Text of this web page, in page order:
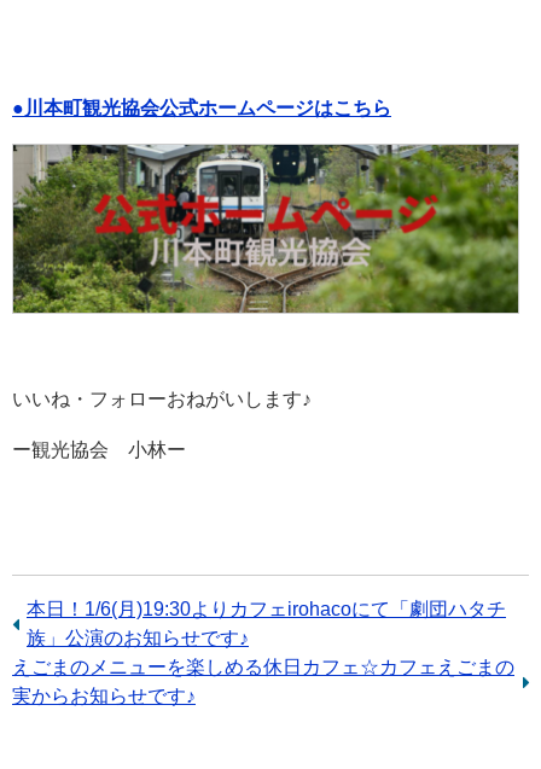
●川本町観光協会公式ホームページはこちら
いいね・フォローおねがいします♪
ー観光協会 小林ー
前
の
記
事：
本日！1/6(月)19:30よりカフェirohacoにて「劇団ハタチ
族」公演のお知らせです♪
次
の
えごまのメニューを楽しめる休日カフェ☆カフェえごまの
実からお知らせです♪